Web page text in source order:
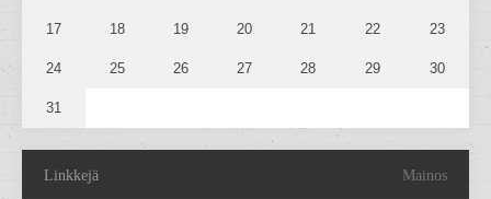
17 18 19 20 21 22 23
24 25 26 27 28 29 30
31
Linkkejä Mainos